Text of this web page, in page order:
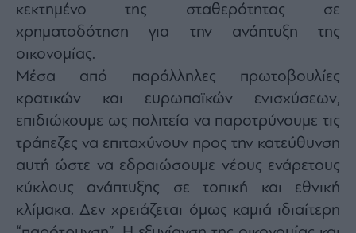
κεκτημένο της σταθερότητας σε
χρηματοδότηση για την ανάπτυξη της
οικονομίας.
Μέσα από παράλληλες πρωτοβουλίες
κρατικών και ευρωπαϊκών ενισχύσεων,
επιδιώκουμε ως πολιτεία να παροτρύνουμε τις
τράπεζες να επιταχύνουν προς την κατεύθυνση
αυτή ώστε να εδραιώσουμε νέους ενάρετους
κύκλους ανάπτυξης σε τοπική και εθνική
κλίμακα. Δεν χρειάζεται όμως καμιά ιδιαίτερη